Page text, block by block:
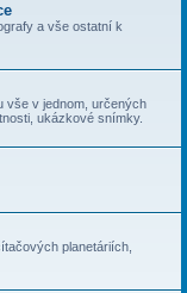
a vše ostatní k
vše v jednom, určených
ukázkové snímky.
planetáriích,